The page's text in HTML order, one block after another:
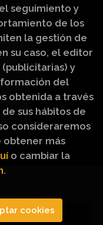
seguimiento y
de los
la gestión de
su caso, el editor
y
del
obtenida a través
sus hábitos de
consideraremos
obtener más
o cambiar la
.
cookies